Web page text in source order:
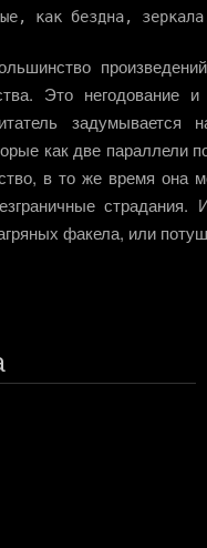
Это негодование
как две параллели
в то же время она
страдания.
факела, или